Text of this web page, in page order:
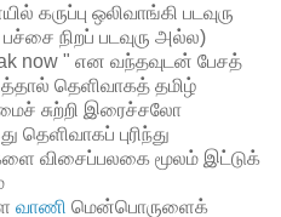
கருப்பு ஒலிவாங்கி படவுரு
நிறப் படவுரு அல்ல)
now " என வந்தவுடன் பேசத்
தெளிவாகத் தமிழ்
சுற்றி இரைச்சலோ
புரிந்து
விசைப்பலகை மூலம் இட்டுக்
வாணி மென்பொருளைக்